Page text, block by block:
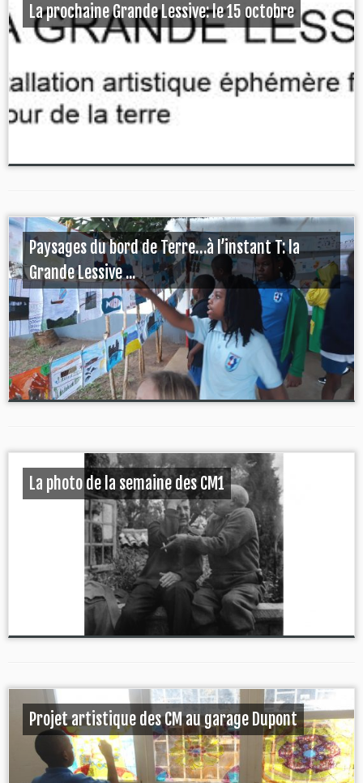
La prochaine Grande Lessive: le 15 octobre
Paysages du bord de Terre…à l’instant T: la
Grande Lessive ...
La photo de la semaine des CM1
Projet artistique des CM au garage Dupont